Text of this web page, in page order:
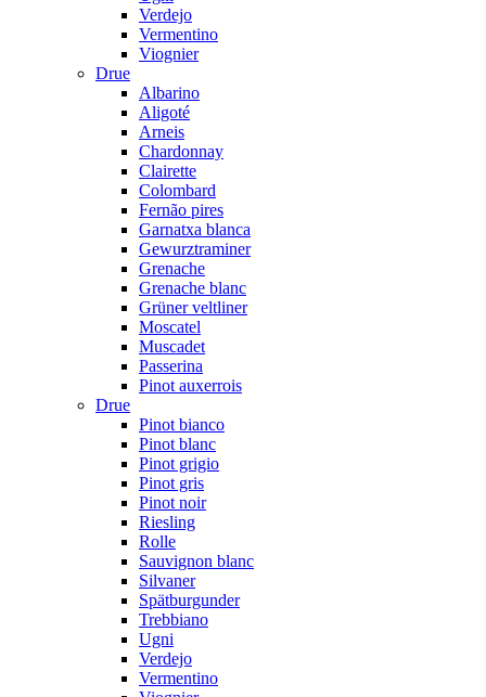
Verdejo
Vermentino
Viognier
Drue
Albarino
Aligoté
Arneis
Chardonnay
Clairette
Colombard
Fernão pires
Garnatxa blanca
Gewurztraminer
Grenache
Grenache blanc
Grüner veltliner
Moscatel
Muscadet
Passerina
Pinot auxerrois
Drue
Pinot bianco
Pinot blanc
Pinot grigio
Pinot gris
Pinot noir
Riesling
Rolle
Sauvignon blanc
Silvaner
Spätburgunder
Trebbiano
Ugni
Verdejo
Vermentino